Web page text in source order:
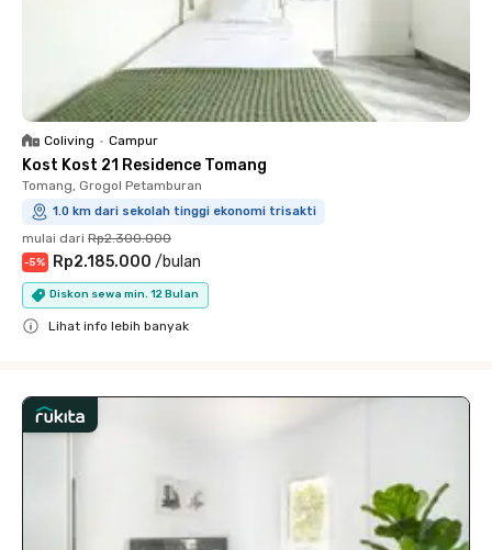
Coliving • Campur
Kost Kost 21 Residence Tomang
Tomang, Grogol Petamburan
1.0 km dari sekolah tinggi ekonomi trisakti
mulai dari Rp2.300.000
-5% Rp2.185.000 /bulan
Diskon sewa min. 12 Bulan
Lihat info lebih banyak